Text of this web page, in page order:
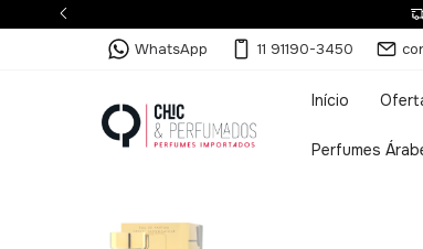
WhatsApp 11 91190-3450
Início
Perfumes